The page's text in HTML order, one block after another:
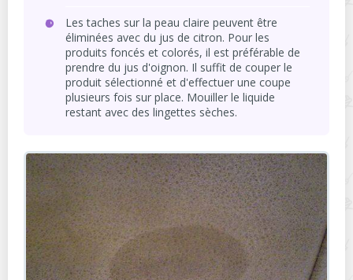
Les taches sur la peau claire peuvent être
éliminées avec du jus de citron. Pour les
produits foncés et colorés, il est préférable de
prendre du jus d'oignon. Il suffit de couper le
produit sélectionné et d'effectuer une coupe
plusieurs fois sur place. Mouiller le liquide
restant avec des lingettes sèches.